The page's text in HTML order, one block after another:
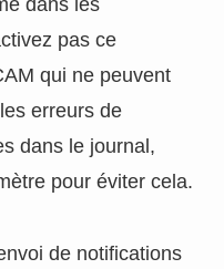
pas ce
qui ne peuvent
erreurs de
dans le journal,
pour éviter cela.
de notifications